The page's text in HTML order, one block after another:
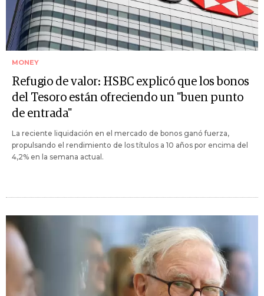
MONEY
Refugio de valor: HSBC explicó que los bonos
del Tesoro están ofreciendo un "buen punto
de entrada"
La reciente liquidación en el mercado de bonos ganó fuerza,
propulsando el rendimiento de los títulos a 10 años por encima del
4,2% en la semana actual.